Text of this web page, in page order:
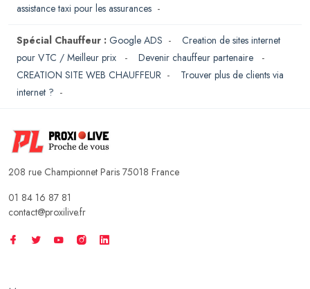
assistance taxi pour les assurances -
Spécial Chauffeur : Google ADS - Creation de sites internet
pour VTC / Meilleur prix
- Devenir chauffeur partenaire
-
CREATION SITE WEB CHAUFFEUR - Trouver plus de clients via
internet ? -
208 rue Championnet Paris 75018 France
01 84 16 87 81
contact@proxilive.fr